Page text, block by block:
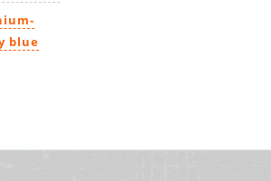
blue